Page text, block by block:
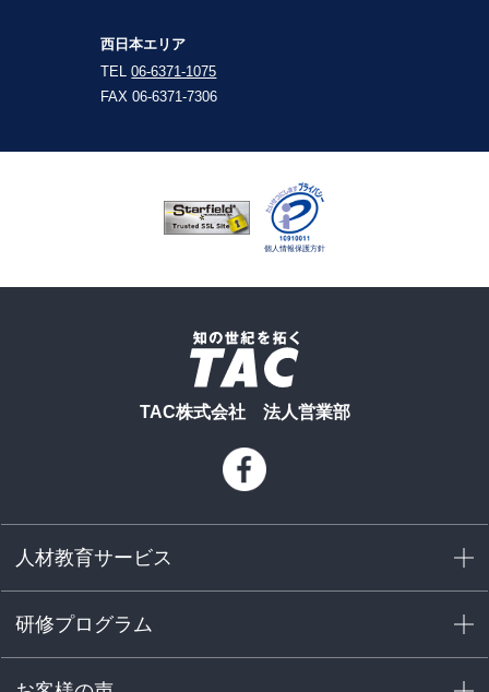
西日本エリア
TEL06-6371-1075
FAX 06-6371-7306
TAC株式会社 法人営業部
人材教育サービス
研修プログラム